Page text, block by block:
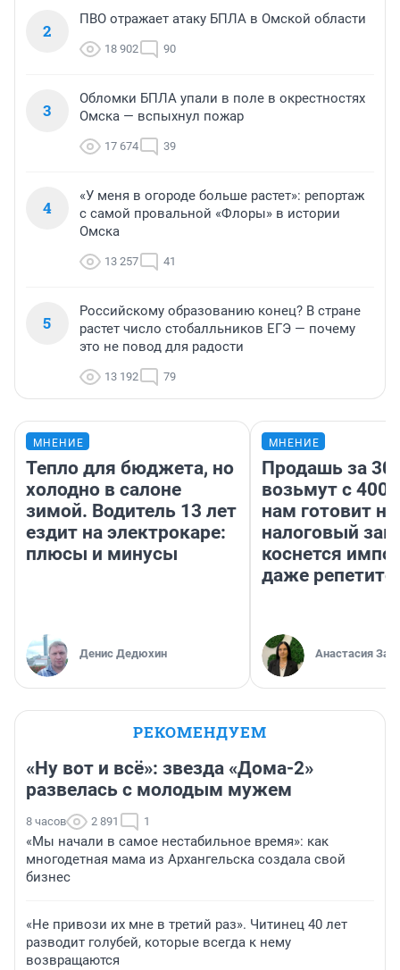
2
ПВО отражает атаку БПЛА в Омской области
18 902 90
3
Обломки БПЛА упали в поле в окрестностях
Омска — вспыхнул пожар
17 674 39
4
«У меня в огороде больше растет»: репортаж
с самой провальной «Флоры» в истории
Омска
13 257 41
5
Российскому образованию конец? В стране
растет число стобалльников ЕГЭ — почему
это не повод для радости
13 192 79
МНЕНИЕ
Тепло для бюджета, но
холодно в салоне
зимой. Водитель 13 лет
ездит на электрокаре:
плюсы и минусы
Денис Дедюхин
МНЕНИЕ
Продашь за
возьмут с
нам готовит
налоговый
коснется
даже
Анастасия
РЕКОМЕНДУЕМ
«Ну вот и всё»: звезда «Дома-2»
развелась с молодым мужем
8 часов 2 891 1
«Мы начали в самое нестабильное время»: как
многодетная мама из Архангельска создала свой
бизнес
«Не привози их мне в третий раз». Читинец 40 лет
разводит голубей, которые всегда к нему
возвращаются